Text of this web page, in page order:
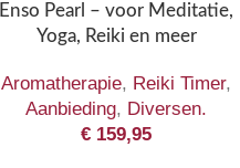
Enso Pearl – voor Meditatie,
Yoga, Reiki en meer
Aromatherapie, Reiki Timer,
Aanbieding, Diversen.
€ 159,95